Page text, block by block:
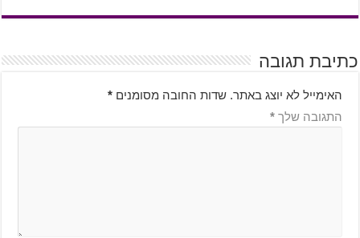
כתיבת תגובה
האימייל לא יוצג באתר. שדות החובה מסומנים *
התגובה שלך *